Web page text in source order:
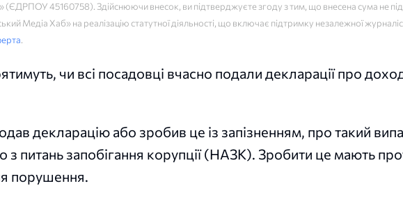
45160758). Здійснюючи внесок, ви підтверджуєте згоду з тим, що внесена сума не
Медіа Хаб» на реалізацію статутної діяльності, що включає підтримку незалежної
.
чи всі посадовці вчасно подали декларації про
декларацію або зробив це із запізненням, про такий
з питань запобігання корупції (НАЗК). Зробити це мають
порушення.